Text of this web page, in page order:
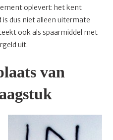
oplevert: het kent
is dus niet alleen uitermate
ook als spaarmiddel met
uit.
van